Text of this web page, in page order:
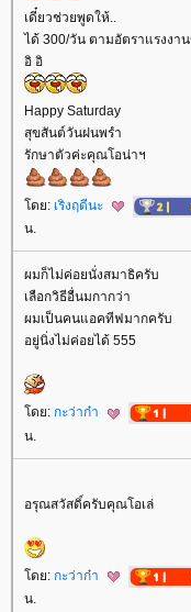
เดี๋ยวช่วยพูดให้..
ได้ 300/วัน ตามอัตราแรงงา
อิ อิ
Happy Saturday
สุขสันต์วันฝนพรำ
รักษาตัวค่ะคุณโอน่าฯ
ดย: เริงฤดีนะ
น.
ผมก็ไม่ค่อยนั่งสมาธิครับ
เลือกวิธีอื่นมกากว่า
ผมเป็นคนแอคทีฟมากครับ
อยู่นิ่งไม่ค่อยได้ 555
ดย: กะว่าก๋า
น.
อรุณสวัสดิ์ครับคุณโอเล่
ดย: กะว่าก๋า
น.